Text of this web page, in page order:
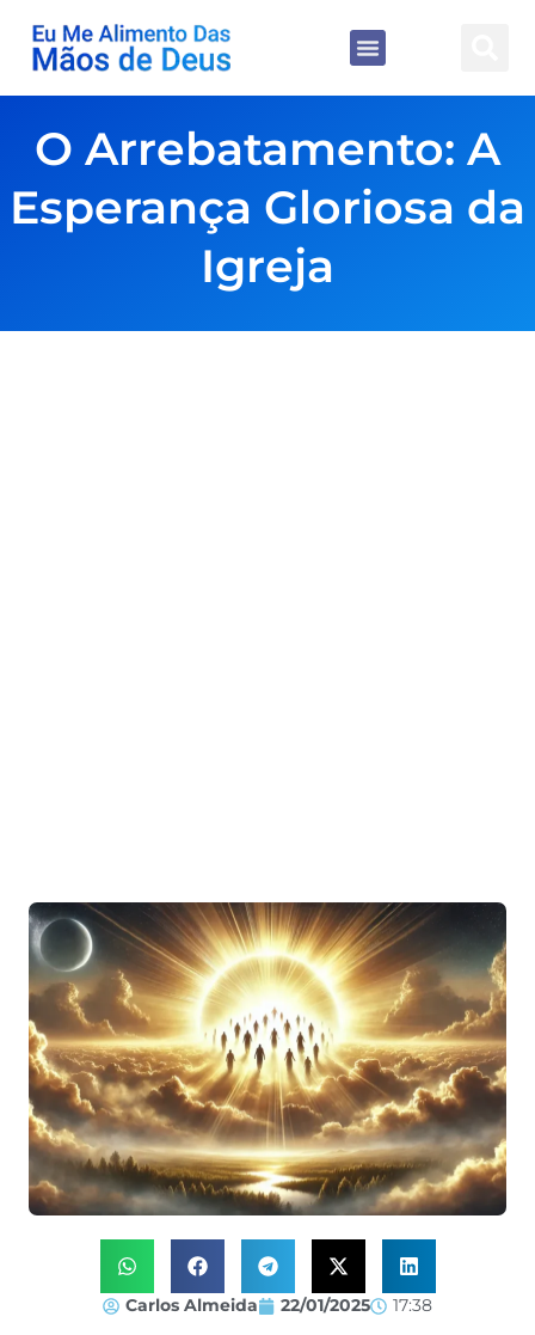
O Arrebatamento: A
Esperança Gloriosa da
Igreja
Carlos Almeida 22/01/2025 17:38